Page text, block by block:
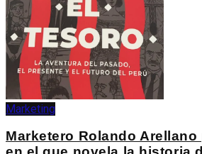
Marketing
Marketero Rolando